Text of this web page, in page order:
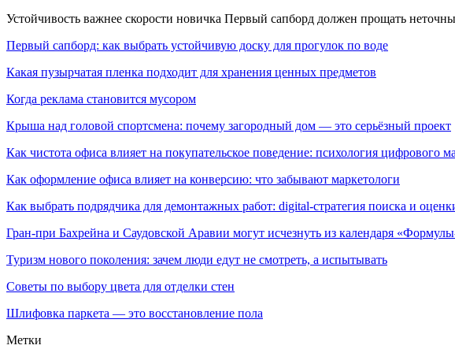
Устойчивость важнее скорости новичка Первый сапборд должен прощать
Первый сапборд: как выбрать устойчивую доску для прогулок по воде
Какая пузырчатая пленка подходит для хранения ценных предметов
Когда реклама становится мусором
Крыша над головой спортсмена: почему загородный дом — это серьёзный проект
Как чистота офиса влияет на покупательское поведение: психология цифрового
Как оформление офиса влияет на конверсию: что забывают маркетологи
Как выбрать подрядчика для демонтажных работ: digital-стратегия поиска и
Гран-при Бахрейна и Саудовской Аравии могут исчезнуть из календаря
Туризм нового поколения: зачем люди едут не смотреть, а испытывать
Советы по выбору цвета для отделки стен
Шлифовка паркета — это восстановление пола
Метки